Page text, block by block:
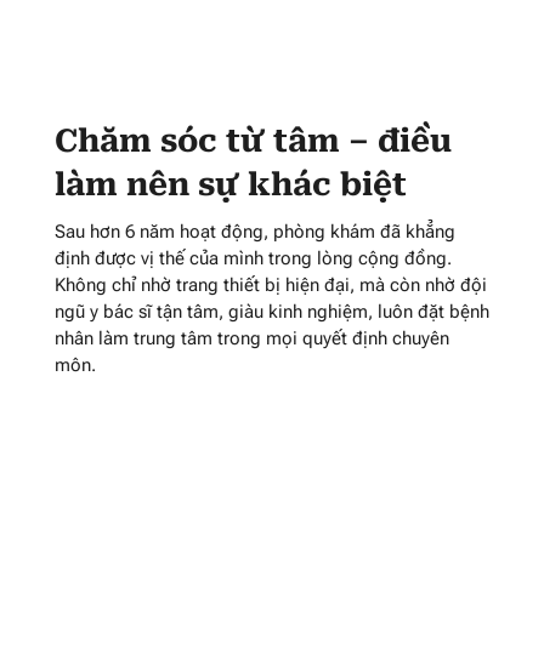
Chăm sóc từ tâm – điều
làm nên sự khác biệt
Sau hơn 6 năm hoạt động, phòng khám đã khẳng
định được vị thế của mình trong lòng cộng đồng.
Không chỉ nhờ trang thiết bị hiện đại, mà còn nhờ đội
ngũ y bác sĩ tận tâm, giàu kinh nghiệm, luôn đặt bệnh
nhân làm trung tâm trong mọi quyết định chuyên
môn.